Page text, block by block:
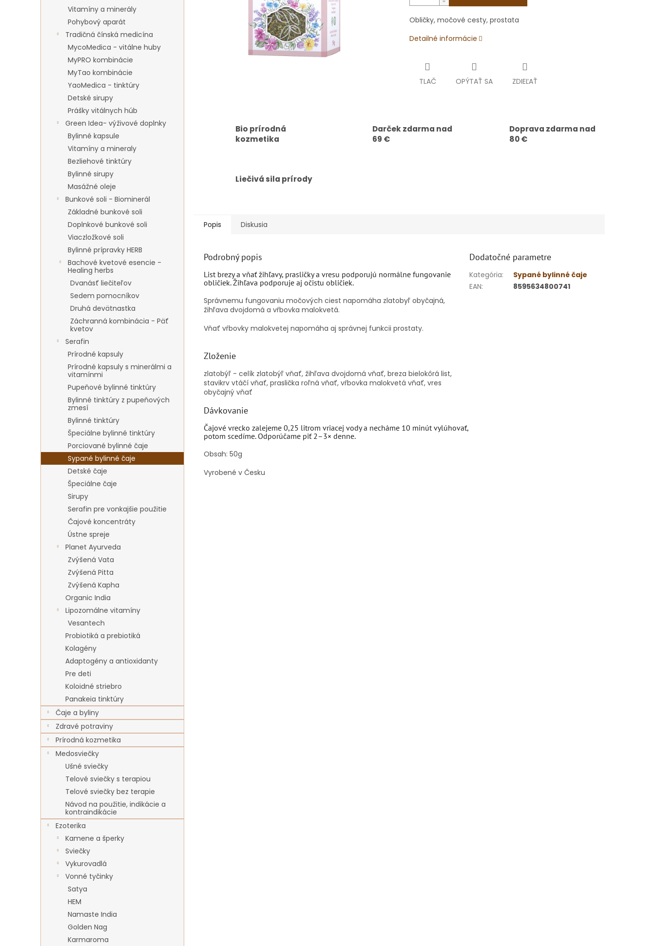
Vitamíny a minerály
Pohybový aparát
Tradičná čínská medicína
MycoMedica - vitálne huby
MyPRO kombinácie
MyTao kombinácie
YaoMedica - tinktúry
Detské sirupy
Prášky vitálnych húb
Green Idea- výživové doplnky
Bylinné kapsule
Vitamíny a mineraly
Bezliehové tinktúry
Bylinné sirupy
Masážné oleje
Bunkové soli - Biominerál
Základné bunkové soli
Doplnkové bunkové soli
Viaczložkové soli
Bylinné prípravky HERB
Bachové kvetové esencie -
Healing herbs
Dvanásť liečiteľov
Sedem pomocníkov
Druhá devätnastka
Záchranná kombinácia - Päť
kvetov
Serafin
Prírodné kapsuly
Prírodné kapsuly s minerálmi a
vitamínmi
Pupeňové bylinné tinktúry
Bylinné tinktúry z pupeňových
zmesí
Bylinné tinktúry
Špeciálne bylinné tinktúry
Porciované bylinné čaje
Sypané bylinné čaje
Detské čaje
Špeciálne čaje
Sirupy
Serafin pre vonkajšie použitie
Čajové koncentráty
Ústne spreje
Planet Ayurveda
Zvýšená Vata
Zvýšená Pitta
Zvýšená Kapha
Organic India
Lipozomálne vitamíny
Vesantech
Probiotiká a prebiotiká
Kolagény
Adaptogény a antioxidanty
Pre deti
Koloidné striebro
Panakeia tinktúry
Čaje a byliny
Zdravé potraviny
Prírodná kozmetika
Medosviečky
Ušné sviečky
Telové sviečky s terapiou
Telové sviečky bez terapie
Návod na použitie, indikácie a
kontraindikácie
Ezoterika
Kamene a šperky
Sviečky
Vykurovadlá
Vonné tyčinky
Satya
HEM
Namaste India
Golden Nag
Karmaroma
Obličky, močové cesty, prostata
Detailné informácie
TLAČ OPÝTAŤ SA ZDIEĽAŤ
Bio prírodná
kozmetika
Darček zdarma nad
69 €
Doprava zdarma nad
80 €
Liečivá sila prírody
Popis Diskusia
Podrobný popis
List brezy a vňať žihľavy, prasličky a vresu podporujú normálne fungovanie
obličiek. Žihľava podporuje aj očistu obličiek.
Správnemu fungovaniu močových ciest napomáha zlatobyľ obyčajná,
žihľava dvojdomá a vŕbovka malokvetá.
Vňať vŕbovky malokvetej napomáha aj správnej funkcii prostaty.
Zloženie
zlatobýľ - celík zlatobýľ vňať, žihľava dvojdomá vňať, breza bielokôrá list,
stavikrv vtáčí vňať, praslička roľná vňať, vŕbovka malokvetá vňať, vres
obyčajný vňať
Dávkovanie
Čajové vrecko zalejeme 0,25 litrom vriacej vody a necháme 10 minút vylúhovať,
potom scedíme. Odporúčame piť 2–3× denne.
Obsah: 50g
Vyrobené v Česku
Dodatočné parametre
Kategória:
Sypané bylinné čaje
EAN: 8595634800741